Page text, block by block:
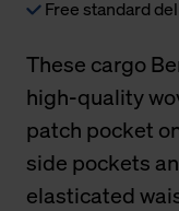
Free standard
These cargo
high-quality
patch pocket
side pockets
elasticated